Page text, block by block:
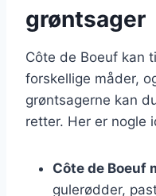
grøntsager
Côte de Boeuf kan
forskellige måder,
grøntsagerne kan
retter. Her er nogle
Côte de Boeuf
gulerødder,